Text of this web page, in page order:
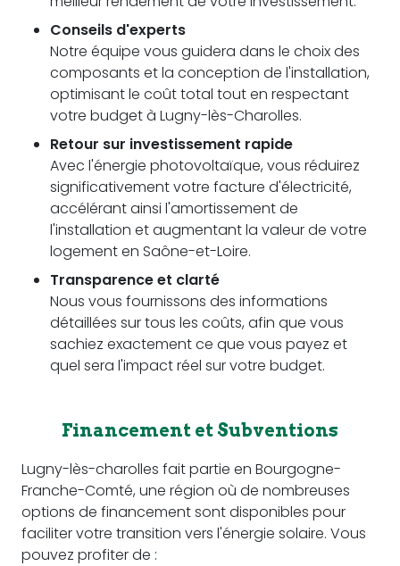
Conseils d'experts
Notre équipe vous guidera dans le choix des
composants et la conception de l'installation,
optimisant le coût total tout en respectant
votre budget à Lugny-lès-Charolles.
Retour sur investissement rapide
Avec l'énergie photovoltaïque, vous réduirez
significativement votre facture d'électricité,
accélérant ainsi l'amortissement de
l'installation et augmentant la valeur de votre
logement en Saône-et-Loire.
Transparence et clarté
Nous vous fournissons des informations
détaillées sur tous les coûts, afin que vous
sachiez exactement ce que vous payez et
quel sera l'impact réel sur votre budget.
Financement et Subventions
Lugny-lès-charolles fait partie en Bourgogne-
Franche-Comté, une région où de nombreuses
options de financement sont disponibles pour
faciliter votre transition vers l'énergie solaire. Vous
pouvez profiter de :